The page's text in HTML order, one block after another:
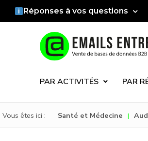
Réponses à vos questions
PAR ACTIVITÉS PAR
Vous êtes ici : Santé et Médecine |